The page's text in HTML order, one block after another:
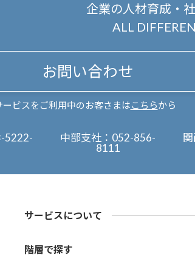
企業の人材育成・
ALL
お問い合わせ
ービスをご利用中のお客さまは こちらから
5222-
中部支社： 052-856-
8111
関
サービスについて
階層で探す